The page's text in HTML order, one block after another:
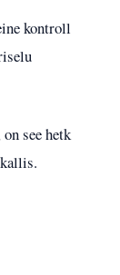
kontroll
see hetk